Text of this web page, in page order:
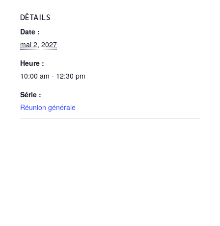
DÉTAILS
Date :
mai 2, 2027
Heure :
10:00 am - 12:30 pm
Série :
Réunion générale